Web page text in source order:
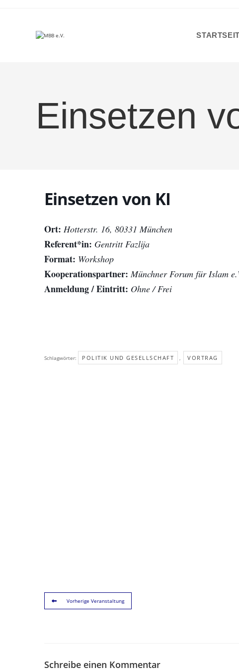
Einsetzen
Einsetzen von KI
Ort: Hotterstr. 16, 80331 München
Referent*in: Gentritt Fazlija
Format: Workshop
Kooperationspartner: Münchner Forum für Islam
Anmeldung / Eintritt: Ohne / Frei
Schlagwörter: POLITIK UND GESELLSCHAFT , VORTRAG
Vorherige Veranstaltung
Schreibe einen Kommentar